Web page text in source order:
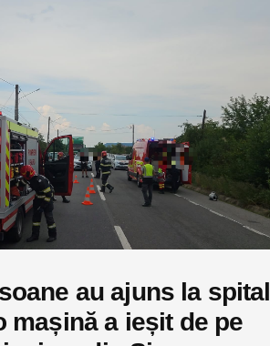
au ajuns la spital
mașină a ieșit de pe